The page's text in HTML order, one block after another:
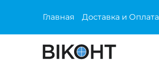
Главная Доставка и Оплата